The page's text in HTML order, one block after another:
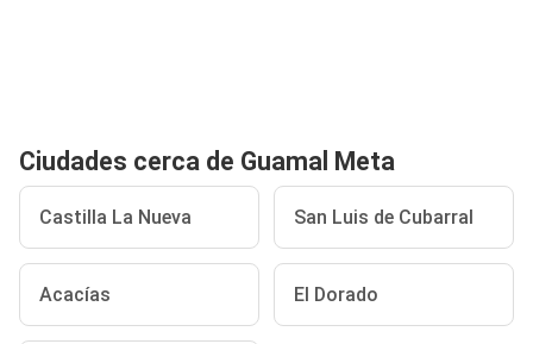
Ciudades cerca de Guamal Meta
Castilla La Nueva San Luis de Cubarral
Acacías El Dorado